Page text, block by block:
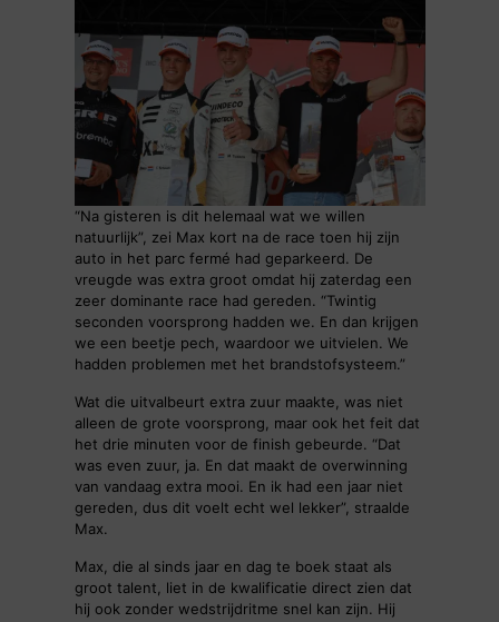
“Na gisteren is dit helemaal wat we willen
natuurlijk”, zei Max kort na de race toen hij zijn
auto in het parc fermé had geparkeerd. De
vreugde was extra groot omdat hij zaterdag een
zeer dominante race had gereden. “Twintig
seconden voorsprong hadden we. En dan krijgen
we een beetje pech, waardoor we uitvielen. We
hadden problemen met het brandstofsysteem.”
Wat die uitvalbeurt extra zuur maakte, was niet
alleen de grote voorsprong, maar ook het feit dat
het drie minuten voor de finish gebeurde. “Dat
was even zuur, ja. En dat maakt de overwinning
van vandaag extra mooi. En ik had een jaar niet
gereden, dus dit voelt echt wel lekker”, straalde
Max.
Max, die al sinds jaar en dag te boek staat als
groot talent, liet in de kwalificatie direct zien dat
hij ook zonder wedstrijdritme snel kan zijn. Hij